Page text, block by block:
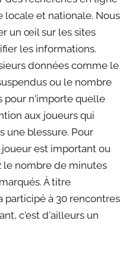
locale et nationale. Nous
un œil sur les sites
les informations.
données comme le
ou le nombre
pour n'importe quelle
aux joueurs qui
une blessure. Pour
est important ou
le nombre de minutes
À titre
participé à 30 rencontres
c'est d'ailleurs un